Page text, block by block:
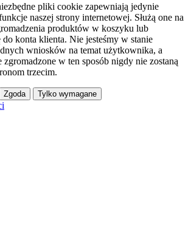
pliki cookie zapewniają jedynie
naszej strony internetowej. Służą one na
produktów w koszyku lub
konta klienta. Nie jesteśmy w stanie
wniosków na temat użytkownika, a
zgromadzone w ten sposób nigdy nie zostaną
trzecim.
Zgoda Tylko wymagane